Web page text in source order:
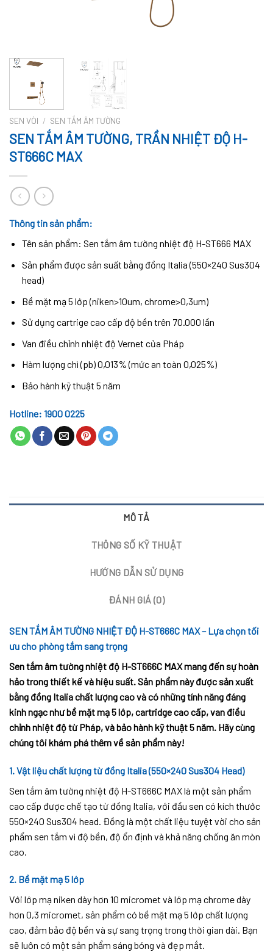
SEN VÒI / SEN TẮM ÂM TƯỜNG
SEN TẮM ÂM TƯỜNG, TRẦN NHIỆT ĐỘ H-
ST666C MAX
Thông tin sản phẩm:
Tên sản phẩm: Sen tắm âm tường nhiệt độ H-ST666 MAX
Sản phẩm được sản suất bằng đồng Italia (550×240 Sus304
head)
Bề mặt mạ 5 lớp (niken>10um, chrome>0,3um)
Sử dụng cartrige cao cấp độ bền trên 70.000 lần
Van điều chỉnh nhiệt độ Vernet của Pháp
Hàm lượng chì (pb) 0,013% (mức an toàn 0,025%)
Bảo hành kỹ thuật 5 năm
Hotline: 1900 0225
MÔ TẢ
THÔNG SỐ KỸ THUẬT
HƯỚNG DẪN SỬ DỤNG
ĐÁNH GIÁ (0)
SEN TẮM ÂM TƯỜNG NHIỆT ĐỘ H-ST666C MAX – Lựa chọn tối
ưu cho phòng tắm sang trọng
Sen tắm âm tường nhiệt độ H-ST666C MAX mang đến sự hoàn
hảo trong thiết kế và hiệu suất. Sản phẩm này được sản xuất
bằng đồng Italia chất lượng cao và có những tính năng đáng
kinh ngạc như bề mặt mạ 5 lớp, cartridge cao cấp, van điều
chỉnh nhiệt độ từ Pháp, và bảo hành kỹ thuật 5 năm. Hãy cùng
chúng tôi khám phá thêm về sản phẩm này!
1. Vật liệu chất lượng từ đồng Italia (550×240 Sus304 Head)
Sen tắm âm tường nhiệt độ H-ST666C MAX là một sản phẩm
cao cấp được chế tạo từ đồng Italia, với đầu sen có kích thước
550×240 Sus304 head. Đồng là một chất liệu tuyệt vời cho sản
phẩm sen tắm vì độ bền, độ ổn định và khả năng chống ăn mòn
cao.
2. Bề mặt mạ 5 lớp
Với lớp mạ niken dày hơn 10 micromet và lớp mạ chrome dày
hơn 0,3 micromet, sản phẩm có bề mặt mạ 5 lớp chất lượng
cao, đảm bảo độ bền và sự sang trọng trong thời gian dài. Bạn
sẽ luôn có một sản phẩm sáng bóng và đẹp mắt.